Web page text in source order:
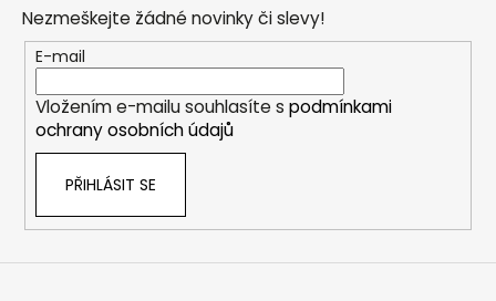
Nezmeškejte žádné novinky či slevy!
E-mail
Vložením e-mailu souhlasíte s podmínkami
ochrany osobních údajů
PŘIHLÁSIT SE